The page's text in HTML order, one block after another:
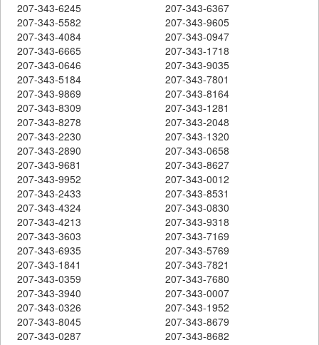
207-343-6245
207-343-6367
207-343-5582
207-343-9605
207-343-4084
207-343-0947
207-343-6665
207-343-1718
207-343-0646
207-343-9035
207-343-5184
207-343-7801
207-343-9869
207-343-8164
207-343-8309
207-343-1281
207-343-8278
207-343-2048
207-343-2230
207-343-1320
207-343-2890
207-343-0658
207-343-9681
207-343-8627
207-343-9952
207-343-0012
207-343-2433
207-343-8531
207-343-4324
207-343-0830
207-343-4213
207-343-9318
207-343-3603
207-343-7169
207-343-6935
207-343-5769
207-343-1841
207-343-7821
207-343-0359
207-343-7680
207-343-3940
207-343-0007
207-343-0326
207-343-1952
207-343-8045
207-343-8679
207-343-0287
207-343-8682